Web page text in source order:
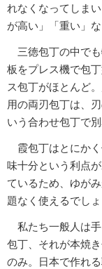
れなくなってしま
が高い」「重い」
三徳包丁の中でも
板をプレス機で包
ス包丁がほとんど
用の両刃包丁は、
いう合わせ包丁で
霞包丁はとにかく
味十分という利点
ているため、ゆが
題なく使えるでしょ
私たち一般人は手
包丁、それが本焼
のみ。日本で作れ